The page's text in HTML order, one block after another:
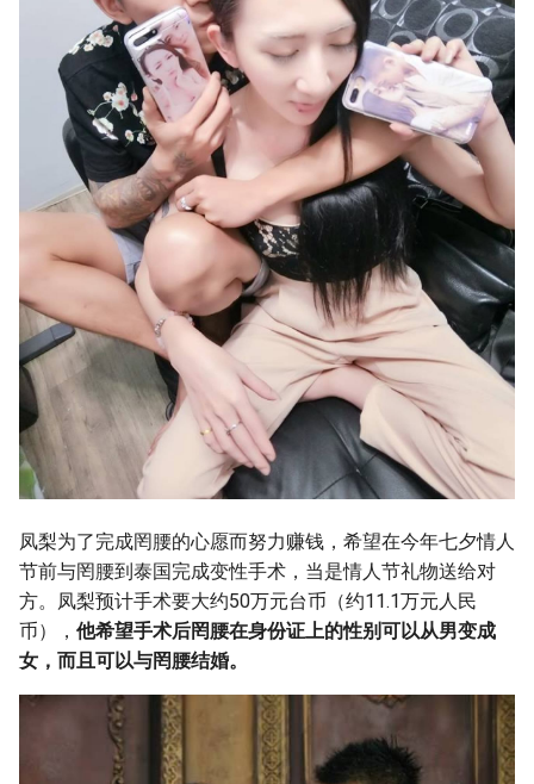
凤梨为了完成罔腰的心愿而努力赚钱，希望在今年七夕情人
节前与罔腰到泰国完成变性手术，当是情人节礼物送给对
方。凤梨预计手术要大约50万元台币（约11.1万元人民
币）， 他希望手术后罔腰在身份证上的性别可以从男变成
女，而且可以与罔腰结婚。